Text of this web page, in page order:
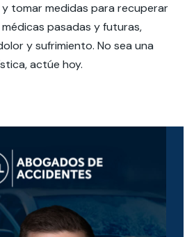
tomar medidas para recuperar
pasadas y futuras,
y sufrimiento. No sea una
actúe hoy.